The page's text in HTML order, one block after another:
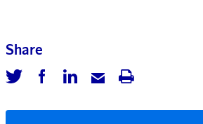
Share